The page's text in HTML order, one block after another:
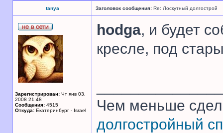
tanya Заголовок сообщения: Re: Лоскутный долгострой
Зарегистрирован: Чт янв 03,
2008 21:48
Сообщения: 4515
Откуда: Екатеринбург - Israel
hodga, и будет
кресле, под
Чем меньше
долгостройный